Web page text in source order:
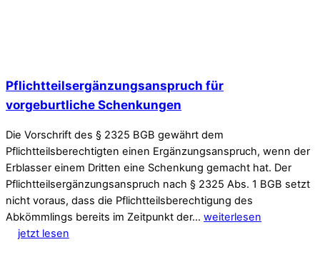
Pflichtteilsergänzungsanspruch für
vorgeburtliche Schenkungen
Die Vorschrift des § 2325 BGB gewährt dem
Pflichtteilsberechtigten einen Ergänzungsanspruch, wenn der
Erblasser einem Dritten eine Schenkung gemacht hat. Der
Pflichtteilsergänzungsanspruch nach § 2325 Abs. 1 BGB setzt
nicht voraus, dass die Pflichtteilsberechtigung des
Abkömmlings bereits im Zeitpunkt der… weiterlesen
jetzt lesen